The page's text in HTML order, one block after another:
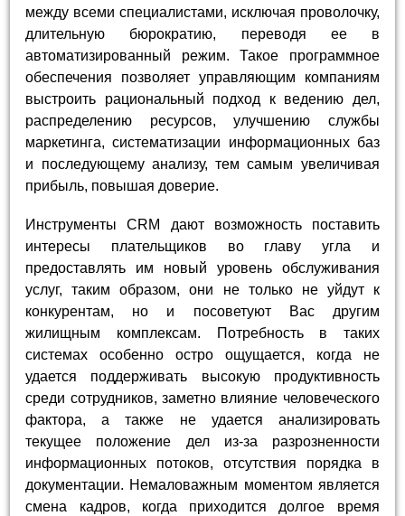
между всеми специалистами, исключая проволочку,
длительную бюрократию, переводя ее в
автоматизированный режим. Такое программное
обеспечения позволяет управляющим компаниям
выстроить рациональный подход к ведению дел,
распределению ресурсов, улучшению службы
маркетинга, систематизации информационных баз
и последующему анализу, тем самым увеличивая
прибыль, повышая доверие.
Инструменты CRM дают возможность поставить
интересы плательщиков во главу угла и
предоставлять им новый уровень обслуживания
услуг, таким образом, они не только не уйдут к
конкурентам, но и посоветуют Вас другим
жилищным комплексам. Потребность в таких
системах особенно остро ощущается, когда не
удается поддерживать высокую продуктивность
среди сотрудников, заметно влияние человеческого
фактора, а также не удается анализировать
текущее положение дел из-за разрозненности
информационных потоков, отсутствия порядка в
документации. Немаловажным моментом является
смена кадров, когда приходится долгое время